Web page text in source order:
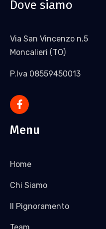
Dove siamo
Via San Vincenzo n.5
Moncalieri (TO)
P.Iva 08559450013
Menu
Home
Chi Siamo
Il Pignoramento